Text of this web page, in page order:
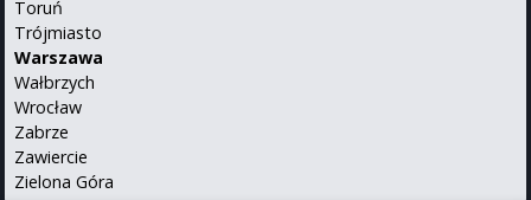
Toruń
Trójmiasto
Warszawa
Wałbrzych
Wrocław
Zabrze
Zawiercie
Zielona Góra